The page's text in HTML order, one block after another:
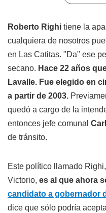
Roberto Righi tiene la
cualquiera de nosotros
en Las Catitas. "Da" ese
secano. Hace 22 años
Lavalle. Fue elegido en
a partir de 2003.
quedó a cargo de la
entonces jefe comunal
de tránsito.
Este político llamado
Victorio, es al que ahora
candidato a gobernador
dice que sólo podría